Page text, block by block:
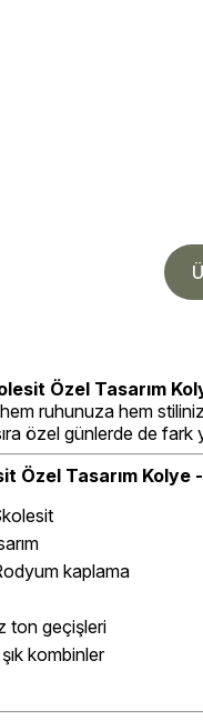
Özel Tasarım
ruhunuza hem
özel günlerde de
Özel Tasarım Kolye -
kaplama
ton geçişleri
kombinler